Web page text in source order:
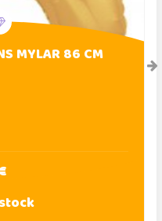
MYLAR 86 CM